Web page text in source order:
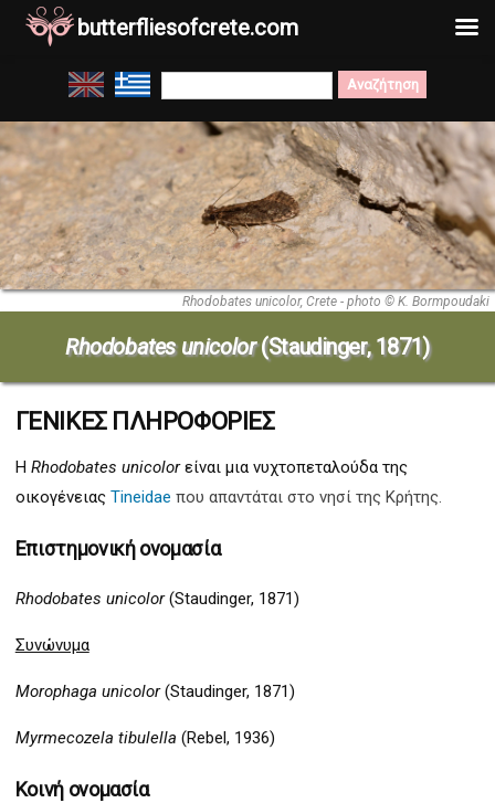
Μετάβαση
στο
περιεχόμενο
Search
for:
Rhodobates unicolor, Crete - photo © K. Bormpoudaki
Rhodobates unicolor(Staudinger, 1871)
ΓΕΝΙΚΕΣ ΠΛΗΡΟΦΟΡΙΕΣ
Η Rhodobates unicolorείναι μια νυχτοπεταλούδα της
οικογένειας Tineidae που απαντάται στο νησί της Κρήτης.
Επιστημονική ονομασία
Rhodobates unicolor(Staudinger, 1871)
Συνώνυμα
Morophaga unicolor(Staudinger, 1871)
Myrmecozela tibulella (Rebel, 1936)
Κοινή ονομασία
butterfliesofcrete.com